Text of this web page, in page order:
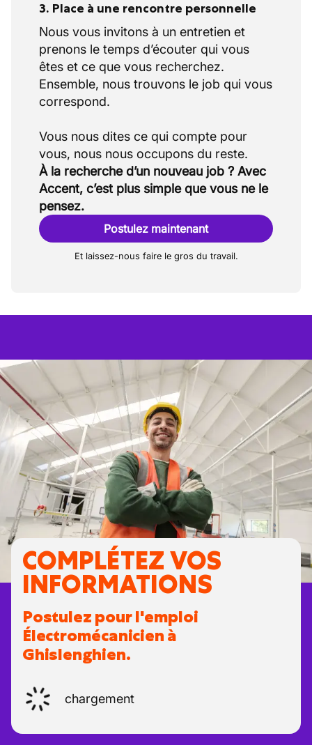
3. Place à une rencontre personnelle
Nous vous invitons à un entretien et
prenons le temps d’écouter qui vous
êtes et ce que vous recherchez.
Ensemble, nous trouvons le job qui vous
correspond.
Vous nous dites ce qui compte pour
À la recherche d’un nouveau job ? Avec
Accent, c’est plus simple que vous ne le
pensez.
Postulez maintenant
Et laissez-nous faire le gros du travail.
COMPLÉTEZ VOS
INFORMATIONS
Postulez pour l'emploi
Électromécanicien à
Ghislenghien.
chargement